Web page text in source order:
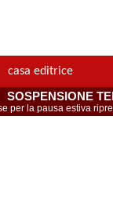
casa editrice
SOSPENSIONE
per la pausa estiva